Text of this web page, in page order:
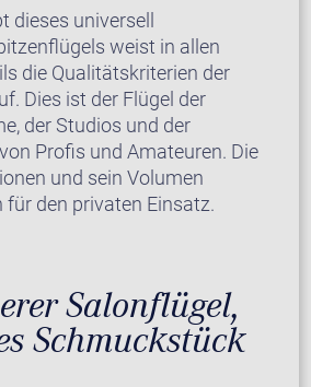
dieses universell
weist in allen
die Qualitätskriterien der
Dies ist der Flügel der
der Studios und der
Profis und Amateuren. Die
und sein Volumen
für den privaten Einsatz.
Salonflügel,
Schmuckstück